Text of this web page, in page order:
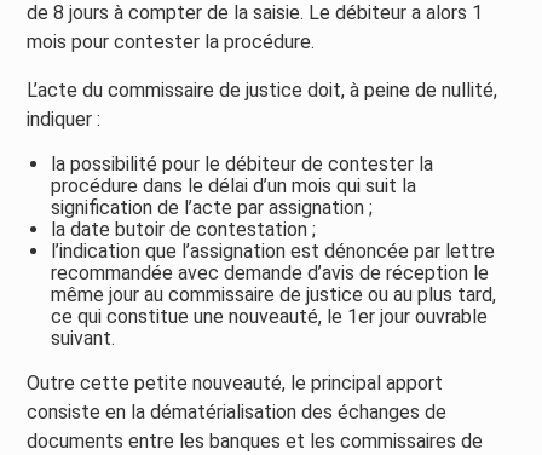
de 8 jours à compter de la saisie. Le débiteur a alors 1
mois pour contester la procédure.
L’acte du commissaire de justice doit, à peine de nullité,
indiquer :
la possibilité pour le débiteur de contester la
procédure dans le délai d’un mois qui suit la
signification de l’acte par assignation ;
la date butoir de contestation ;
l’indication que l’assignation est dénoncée par lettre
recommandée avec demande d’avis de réception le
même jour au commissaire de justice ou au plus tard,
ce qui constitue une nouveauté, le 1er jour ouvrable
suivant.
Outre cette petite nouveauté, le principal apport
consiste en la dématérialisation des échanges de
documents entre les banques et les commissaires de